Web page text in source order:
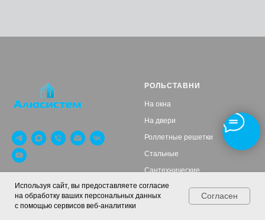
Роллеты Ворота Для веранд Для паркингов Контакты
© 2014-2026 ООО
"Алюминиевые системы"
РОЛЬСТАВНИ
На окна
На двери
Роллетные решетки
Стальные
Сантехнические
Алютех
Роллетные шкафы в паркинг
Используя сайт, вы предоставляете согласие
на обработку ваших персональных данных
с помощью сервисов веб-аналитики
Согласен